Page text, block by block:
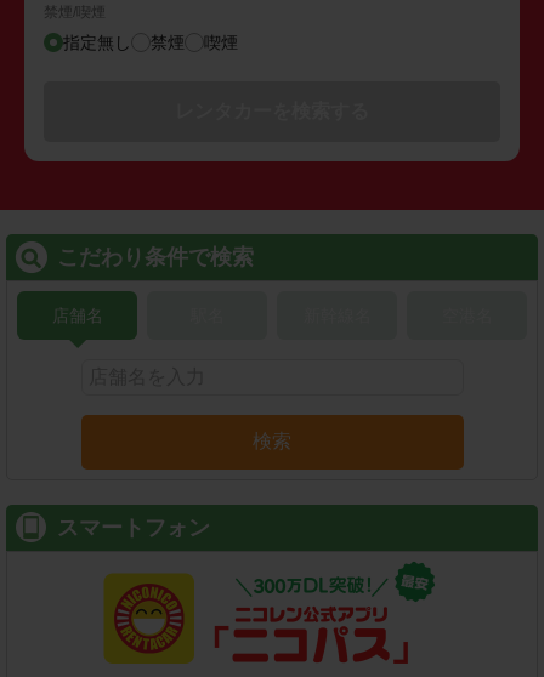
禁煙/喫煙
指定無し 禁煙 喫煙
こだわり条件で検索
店舗名
検索
スマートフォン